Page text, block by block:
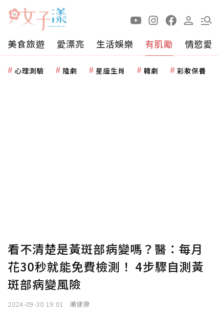
美食旅遊 愛漂亮 生活娛樂 有肌勵 情慾愛
心理測驗 陸劇 星座生肖 韓劇 彩妝保養
看不清楚是黃斑部病變嗎？醫：每月
花30秒就能免費檢測！ 4步驟自測黃
斑部病變風險
2024-09-30 19:01 潮健康